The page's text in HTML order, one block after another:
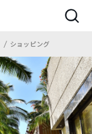
ショッピング